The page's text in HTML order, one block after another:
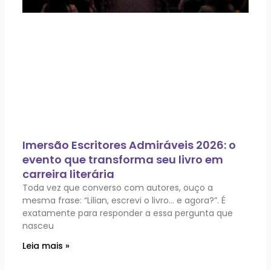
Imersão Escritores Admiráveis 2026: o
evento que transforma seu livro em
carreira literária
Toda vez que converso com autores, ouço a
mesma frase: “Lilian, escrevi o livro… e agora?”. É
exatamente para responder a essa pergunta que
nasceu
Leia mais »